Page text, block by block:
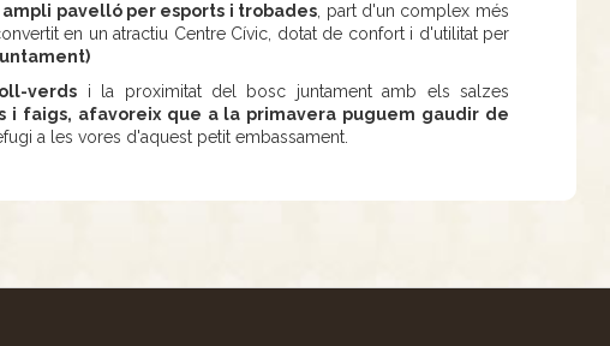
ampli pavelló per esports i trobades , part d'un complex més
en un atractiu Centre Cívic, dotat de confort i d'utilitat per
verds i la proximitat del bosc juntament amb els salzes
i faigs, afavoreix que a la primavera puguem gaudir de
a les vores d'aquest petit embassament.